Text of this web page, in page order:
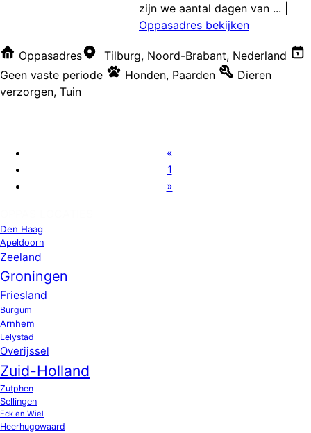
zijn we aantal dagen van ...
Oppasadres bekijken
Oppasadres
Tilburg, Noord-Brabant, Nederland
Geen vaste periode
Honden, Paarden
Dieren
verzorgen, Tuin
«
1
»
Den Haag
Apeldoorn
Zeeland
Groningen
Friesland
Burgum
Arnhem
Lelystad
Overijssel
Zuid-Holland
Zutphen
Sellingen
Eck en Wiel
Heerhugowaard